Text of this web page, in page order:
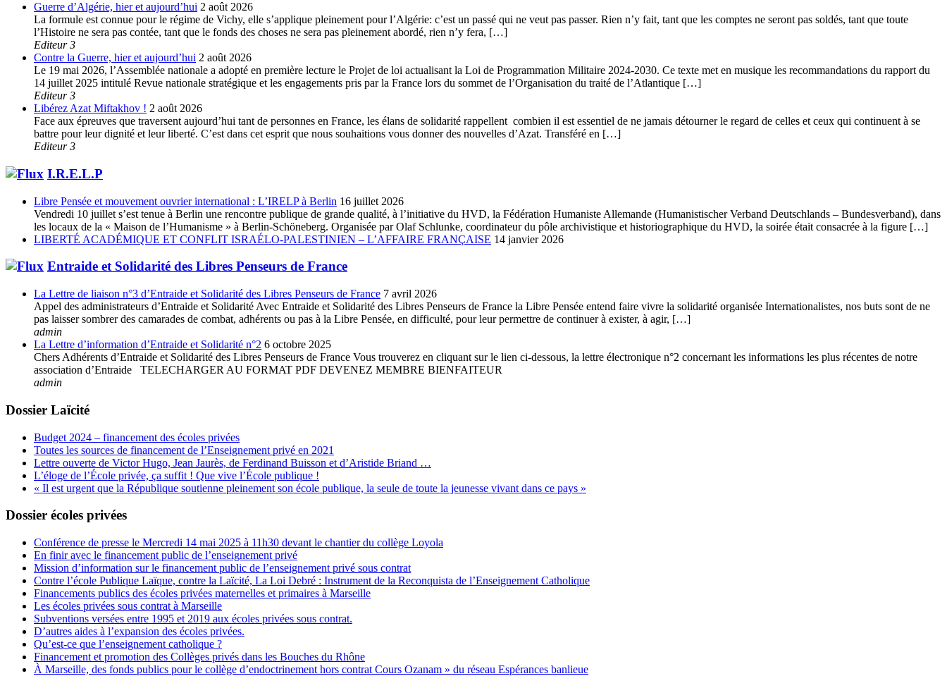
Guerre d’Algérie, hier et aujourd’hui 2 août 2026
La formule est connue pour le régime de Vichy, elle s’applique pleinement pour l’Algérie: c’est un passé qui ne veut pas passer. Rien n’y fait, tant que les comptes ne seront pas soldés, tant que toute
l’Histoire ne sera pas contée, tant que le fonds des choses ne sera pas pleinement abordé, rien n’y fera, […]
Editeur 3
Contre la Guerre, hier et aujourd’hui 2 août 2026
Le 19 mai 2026, l’Assemblée nationale a adopté en première lecture le Projet de loi actualisant la Loi de Programmation Militaire 2024-2030. Ce texte met en musique les recommandations du rapport du
14 juillet 2025 intitulé Revue nationale stratégique et les engagements pris par la France lors du sommet de l’Organisation du traité de l’Atlantique […]
Editeur 3
Libérez Azat Miftakhov ! 2 août 2026
Face aux épreuves que traversent aujourd’hui tant de personnes en France, les élans de solidarité rappellent combien il est essentiel de ne jamais détourner le regard de celles et ceux qui continuent à se
battre pour leur dignité et leur liberté. C’est dans cet esprit que nous souhaitions vous donner des nouvelles d’Azat. Transféré en […]
Editeur 3
I.R.E.L.P
Libre Pensée et mouvement ouvrier international : L’IRELP à Berlin 16 juillet 2026
Vendredi 10 juillet s’est tenue à Berlin une rencontre publique de grande qualité, à l’initiative du HVD, la Fédération Humaniste Allemande (Humanistischer Verband Deutschlands – Bundesverband), dans
les locaux de la « Maison de l’Humanisme » à Berlin-Schöneberg. Organisée par Olaf Schlunke, coordinateur du pôle archivistique et historiographique du HVD, la soirée était consacrée à la figure […]
LIBERTÉ ACADÉMIQUE ET CONFLIT ISRAÉLO-PALESTINIEN – L’AFFAIRE FRANÇAISE 14 janvier 2026
Entraide et Solidarité des Libres Penseurs de France
La Lettre de liaison n°3 d’Entraide et Solidarité des Libres Penseurs de France 7 avril 2026
Appel des administrateurs d’Entraide et Solidarité Avec Entraide et Solidarité des Libres Penseurs de France la Libre Pensée entend faire vivre la solidarité organisée Internationalistes, nos buts sont de ne
pas laisser sombrer des camarades de combat, adhérents ou pas à la Libre Pensée, en difficulté, pour leur permettre de continuer à exister, à agir, […]
admin
La Lettre d’information d’Entraide et Solidarité n°2 6 octobre 2025
Chers Adhérents d’Entraide et Solidarité des Libres Penseurs de France Vous trouverez en cliquant sur le lien ci-dessous, la lettre électronique n°2 concernant les informations les plus récentes de notre
association d’Entraide TELECHARGER AU FORMAT PDF DEVENEZ MEMBRE BIENFAITEUR
admin
Dossier Laïcité
Budget 2024 – financement des écoles privées
Toutes les sources de financement de l’Enseignement privé en 2021
Lettre ouverte de Victor Hugo, Jean Jaurès, de Ferdinand Buisson et d’Aristide Briand …
L’éloge de l’École privée, ça suffit ! Que vive l’École publique !
« Il est urgent que la République soutienne pleinement son école publique, la seule de toute la jeunesse vivant dans ce pays »
Dossier écoles privées
Conférence de presse le Mercredi 14 mai 2025 à 11h30 devant le chantier du collège Loyola
En finir avec le financement public de l’enseignement privé
Mission d’information sur le financement public de l’enseignement privé sous contrat
Contre l’école Publique Laïque, contre la Laïcité, La Loi Debré : Instrument de la Reconquista de l’Enseignement Catholique
Financements publics des écoles privées maternelles et primaires à Marseille
Les écoles privées sous contrat à Marseille
Subventions versées entre 1995 et 2019 aux écoles privées sous contrat.
D’autres aides à l’expansion des écoles privées.
Qu’est-ce que l’enseignement catholique ?
Financement et promotion des Collèges privés dans les Bouches du Rhône
À Marseille, des fonds publics pour le collège d’endoctrinement hors contrat Cours Ozanam » du réseau Espérances banlieue